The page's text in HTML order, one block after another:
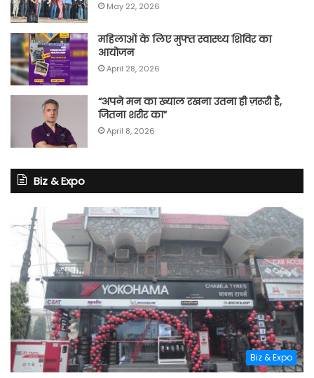
May 22, 2026
महिलाओं के लिए मुफ्त स्वास्थ्य शिविर का
आयोजन
April 28, 2026
“अपने मन का ख्याल रखना उतना ही ज़रूरी है,
जितना शरीर का”
April 8, 2026
Biz & Expo
Biz & Expo